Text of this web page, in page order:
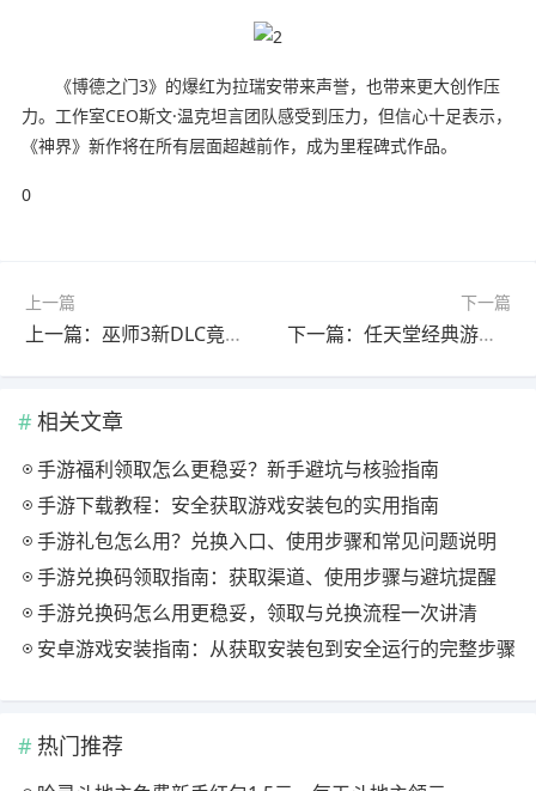
《博德之门3》的爆红为拉瑞安带来声誉，也带来更大创作压
力。工作室CEO斯文·温克坦言团队感受到压力，但信心十足表示，
《神界》新作将在所有层面超越前作，成为里程碑式作品。
0
上一篇
上一篇：巫师3新DLC竟藏惊天秘密，杰洛特或将揭开飞狮学派与希里命运的终极真相
下一篇
下一篇：任天堂经典游戏竟能流畅运行在世嘉主机上，背后真相令人惊讶
相关文章
手游福利领取怎么更稳妥？新手避坑与核验指南
手游下载教程：安全获取游戏安装包的实用指南
手游礼包怎么用？兑换入口、使用步骤和常见问题说明
手游兑换码领取指南：获取渠道、使用步骤与避坑提醒
手游兑换码怎么用更稳妥，领取与兑换流程一次讲清
安卓游戏安装指南：从获取安装包到安全运行的完整步骤
热门推荐